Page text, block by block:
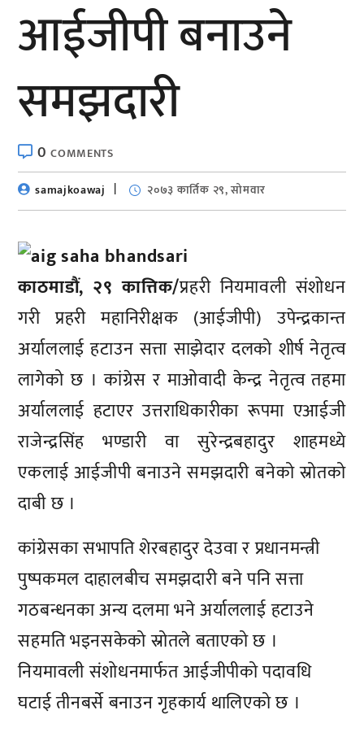
आईजीपी बनाउने
समझदारी
0COMMENTS
samajkoawaj
२०७३ कार्तिक २९, सोमवार
काठमाडौं, २९ कात्तिक/प्रहरी नियमावली संशोधन
गरी प्रहरी महानिरीक्षक (आईजीपी) उपेन्द्रकान्त
अर्याललाई हटाउन सत्ता साझेदार दलको शीर्ष नेतृत्व
लागेको छ । कांग्रेस र माओवादी केन्द्र नेतृत्व तहमा
अर्याललाई हटाएर उत्तराधिकारीका रूपमा एआईजी
राजेन्द्रसिंह भण्डारी वा सुरेन्द्रबहादुर शाहमध्ये
एकलाई आईजीपी बनाउने समझदारी बनेको स्रोतको
दाबी छ ।
कांग्रेसका सभापति शेरबहादुर देउवा र प्रधानमन्त्री
पुष्पकमल दाहालबीच समझदारी बने पनि सत्ता
गठबन्धनका अन्य दलमा भने अर्याललाई हटाउने
सहमति भइनसकेको स्रोतले बताएको छ ।
नियमावली संशोधनमार्फत आईजीपीको पदावधि
घटाई तीनबर्से बनाउन गृहकार्य थालिएको छ ।